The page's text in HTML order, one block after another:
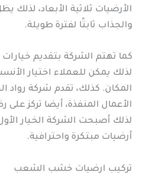
الأرضيات ثلاثية الأبعاد، لذلك
والجذاب ثابتًا لفترة طويلة.
كما تهتم الشركة بتقديم خيارات
لذلك يمكن للعملاء اختيار
المكان. كذلك، تقدم شركة رواد
الأعمال المنفذة، أيضا تركز
لذلك أصبحت الشركة الخيار
أرضيات مبتكرة واحترافية.
تركيب ارضيات خشب الشعب